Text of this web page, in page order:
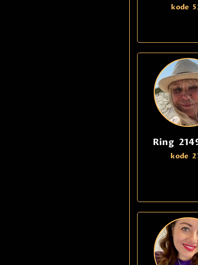
Ring
kode
kode